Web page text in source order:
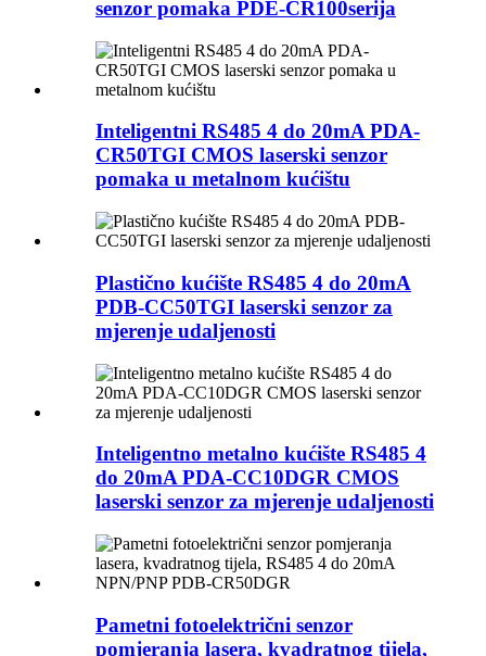
senzor pomaka PDE-CR100serija
Inteligentni RS485 4 do 20mA PDA-
CR50TGI CMOS laserski senzor
pomaka u metalnom kućištu
Plastično kućište RS485 4 do 20mA
PDB-CC50TGI laserski senzor za
mjerenje udaljenosti
Inteligentno metalno kućište RS485 4
do 20mA PDA-CC10DGR CMOS
laserski senzor za mjerenje udaljenosti
Pametni fotoelektrični senzor
pomjeranja lasera, kvadratnog tijela,